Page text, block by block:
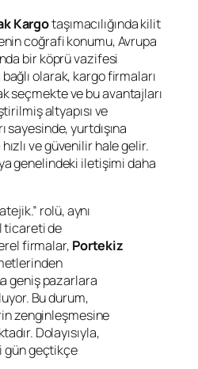
Kargotaşımacılığında kilit
coğrafi konumu, Avrupa
bir köprü vazifesi
olarak, kargo firmaları
seçmekte ve bu avantajları
altyapısı ve
sayesinde, yurtdışına
ve güvenilir hale gelir.
genelindeki iletişimi daha
rolü, aynı
ticareti de
firmalar, Portekiz
geniş pazarlara
Bu durum,
zenginleşmesine
Dolayısıyla,
gün geçtikçe